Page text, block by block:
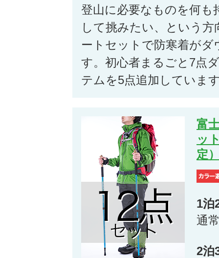
登山に必要なものを何も
して挑みたい、という
ートセットで防寒着が
す。初心者まるごと7点
テムを5点追加していま
富
ッ
定
1泊
通
2泊